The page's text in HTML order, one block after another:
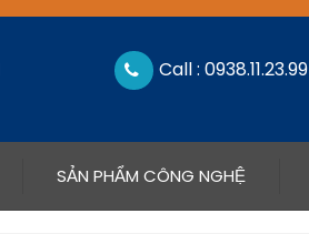
Call : 0938.11.23.99
SẢN PHẨM CÔNG NGHỆ